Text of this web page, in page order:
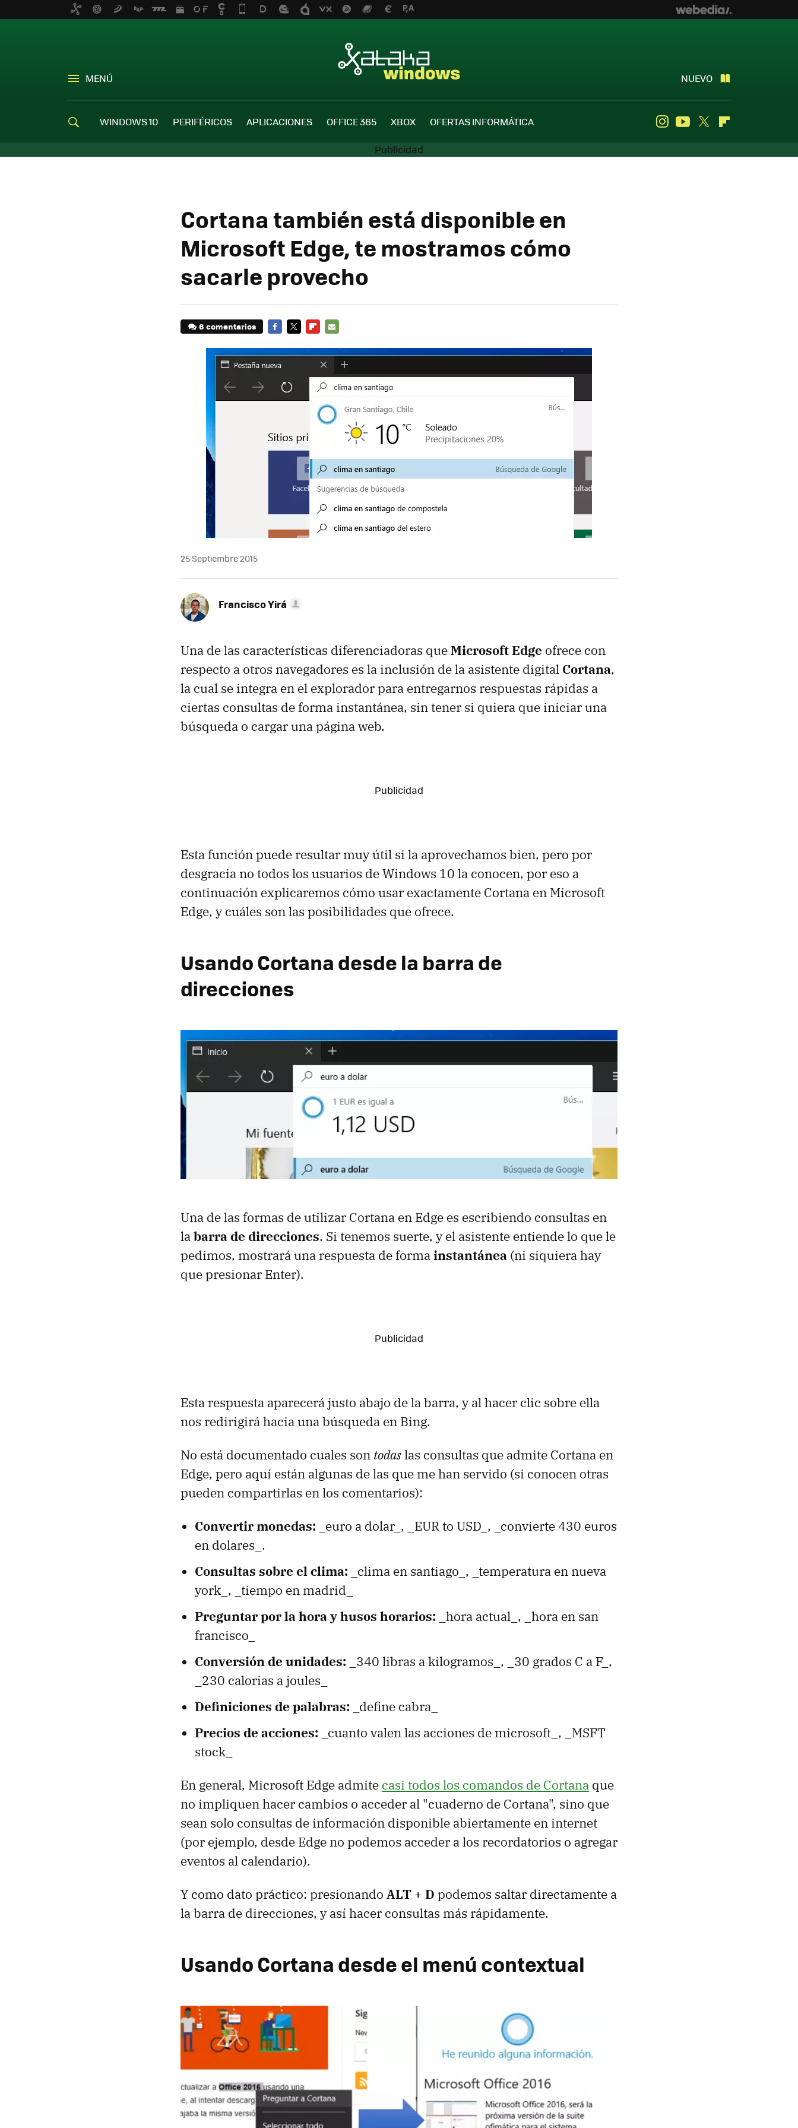
MENÚ NUEVO
WINDOWS 10 PERIFÉRICOS APLICACIONES OFFICE 365 XBOX OFERTAS INFORMÁTICA InstagramYoutube
Twitter
Cortana también está disponible en
Microsoft Edge, te mostramos cómo
sacarle provecho
6 comentarios
MAIL
25 Septiembre 2015
Francisco Yirá
Una de las características diferenciadoras queMicrosoft Edge ofrece con
respecto a otros navegadores es la inclusión de la asistente digital Cortana,
la cual se integra en el explorador para entregarnos respuestas rápidas a
ciertas consultas de forma instantánea, sin tener si quiera que iniciar una
búsqueda o cargar una página web.
Esta función puede resultar muy útil si la aprovechamos bien, pero por
desgracia no todos los usuarios de Windows 10 la conocen, por eso a
continuación explicaremos cómo usar exactamente Cortana en Microsoft
Edge, y cuáles son las posibilidades que ofrece.
Usando Cortana desde la barra de
direcciones
Una de las formas de utilizar Cortana en Edge es escribiendo consultas en
labarra de direcciones. Si tenemos suerte, y el asistente entiende lo que le
pedimos, mostrará una respuesta de formainstantánea (ni siquiera hay
que presionar Enter).
Esta respuesta aparecerá justo abajo de la barra, y al hacer clic sobre ella
nos redirigirá hacia una búsqueda en Bing.
No está documentado cuales son todaslas consultas que admite Cortana en
Edge, pero aquí están algunas de las que me han servido (si conocen otras
pueden compartirlas en los comentarios):
Convertir monedas: _euro a dolar_, _EUR to USD_, _convierte 430 euros
en dolares_.
Consultas sobre el clima: _clima en santiago_, _temperatura en nueva
york_, _tiempo en madrid_
Preguntar por la hora y husos horarios: _hora actual_, _hora en san
francisco_
Conversión de unidades: _340 libras a kilogramos_, _30 grados C a F_,
_230 calorias a joules_
Definiciones de palabras: _define cabra_
Precios de acciones: _cuanto valen las acciones de microsoft_, _MSFT
stock_
En general, Microsoft Edge admite casi todos los comandos de Cortana que
no impliquen hacer cambios o acceder al "cuaderno de Cortana", sino que
sean solo consultas de información disponible abiertamente en internet
(por ejemplo, desde Edge no podemos acceder a los recordatorios o agregar
eventos al calendario).
Y como dato práctico: presionando ALT + D podemos saltar directamente a
la barra de direcciones, y así hacer consultas más rápidamente.
Usando Cortana desde el menú contextual